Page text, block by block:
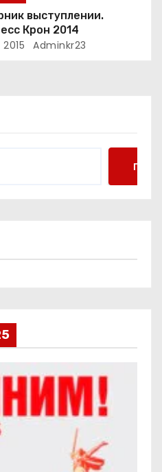
Конгресс Крон 2014
Adminkr23
Поиск